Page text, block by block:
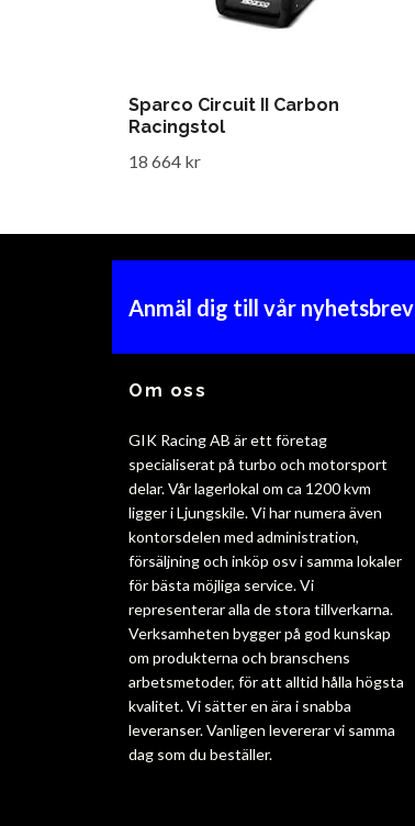
Sparco Circuit II Carbon
Racingstol
18 664 kr
Anmäl dig till vår nyhetsbrev
Om oss
GIK Racing AB är ett företag
specialiserat på turbo och motorsport
delar. Vår lagerlokal om ca 1200 kvm
ligger i Ljungskile. Vi har numera även
kontorsdelen med administration,
försäljning och inköp osv i samma lokaler
för bästa möjliga service. Vi
representerar alla de stora tillverkarna.
Verksamheten bygger på god kunskap
om produkterna och branschens
arbetsmetoder, för att alltid hålla högsta
kvalitet. Vi sätter en ära i snabba
leveranser. Vanligen levererar vi samma
dag som du beställer.